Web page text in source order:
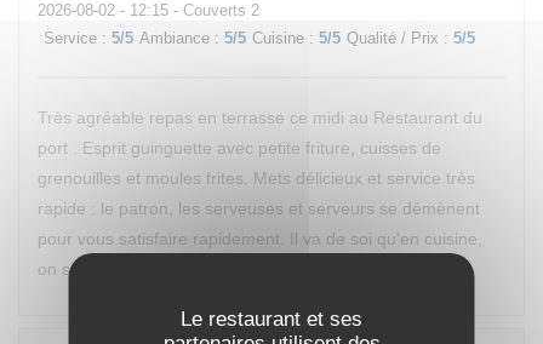
Le restaurant et ses
2026-08-02 - 12:15 - Couverts 2
Service : 5/5 Ambiance : 5/5 Cuisine : 5/5 Qualité / Prix : 5/5
Très agréable repas en terrasse ce midi au Restaurant du
port . Esprit guinguette avec petite friture, cuisses de
grenouilles et moules frites. Mets délicieux et service très
rapide : le patron, les serveuses et serveurs se démènent
pour vous satisfaire rapidement. Il va de soi qu'en cuisine,
on se démène également. Bravo à l'équipe !